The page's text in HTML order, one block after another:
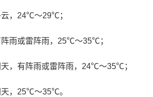
，24℃～29℃；
雨或雷阵雨，25℃～35℃；
，有阵雨或雷阵雨，24℃～35℃；
，25℃～35℃。